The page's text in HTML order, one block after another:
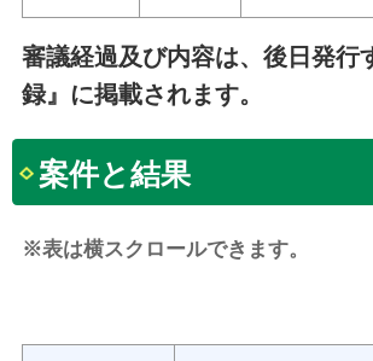
審議経過及び内容は、後日発行
録』に掲載されます。
案件と結果
※表は横スクロールできます。